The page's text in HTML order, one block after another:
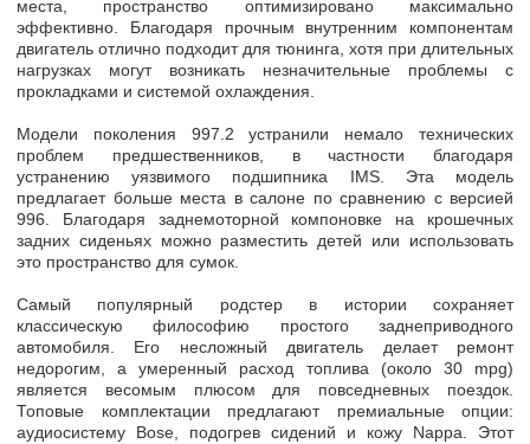
места, пространство оптимизировано максимально
эффективно. Благодаря прочным внутренним компонентам
двигатель отлично подходит для тюнинга, хотя при длительных
нагрузках могут возникать незначительные проблемы с
прокладками и системой охлаждения.
Модели поколения 997.2 устранили немало технических
проблем предшественников, в частности благодаря
устранению уязвимого подшипника IMS. Эта модель
предлагает больше места в салоне по сравнению с версией
996. Благодаря заднемоторной компоновке на крошечных
задних сиденьях можно разместить детей или использовать
это пространство для сумок.
Самый популярный родстер в истории сохраняет
классическую философию простого заднеприводного
автомобиля. Его несложный двигатель делает ремонт
недорогим, а умеренный расход топлива (около 30 mpg)
является весомым плюсом для повседневных поездок.
Топовые комплектации предлагают премиальные опции:
аудиосистему Bose, подогрев сидений и кожу Nappa. Этот